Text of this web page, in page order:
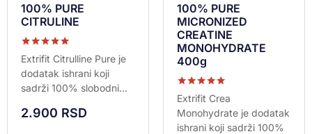
100% PURE
CITRULINE
Ocenjeno sa
5.00
od 5
Extrifit Citrulline Pure je
dodatak ishrani koji
sadrži 100% slobodni...
2.900 RSD
100% PURE
MICRONIZED
CREATINE
MONOHYDRATE
400g
Ocenjeno sa
5.00
od 5
Extrifit Crea
Monohydrate je dodatak
ishrani koji sadrži 100%